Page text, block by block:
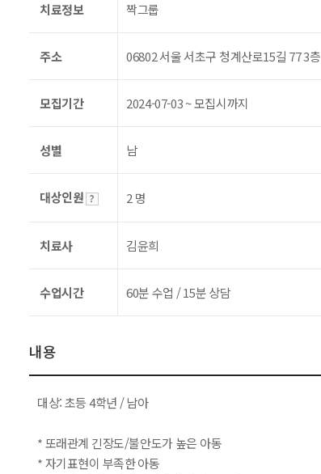
치료정보 짝그룹
주소 06802 서울 서초구 청계산로15길 77 3층
모집기간 2024-07-03 ~ 모집시까지
성별 남
대상인원 2 명
치료사 김윤희
수업시간 60분 수업 / 15분 상담
내용
대상: 초등 4학년 / 남아
* 또래관계 긴장도/불안도가 높은 아동
* 자기표현이 부족한 아동